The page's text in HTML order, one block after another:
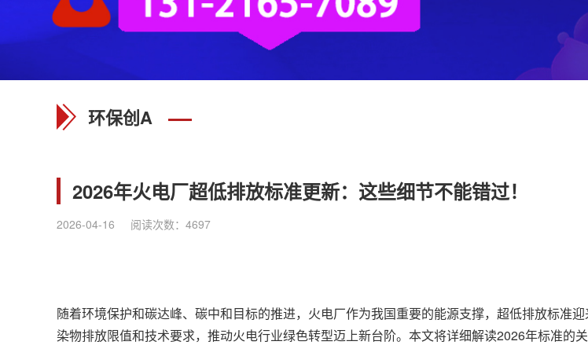
环保创A
2026年火电厂超低排放标准更新：这些细节不能错过！
2026-04-16 阅读次数： 4697
随着环境保护和碳达峰、碳中和目标的推进，火电厂作为我国重要的能源支撑，超低排放标准
染物排放限值和技术要求，推动火电行业绿色转型迈上新台阶。本文将详细解读2026年标准的